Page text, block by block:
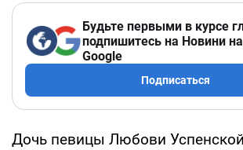
Будьте первыми в курсе
подпишитесь на Новини
Google
Подписаться
Дочь певицы Любови